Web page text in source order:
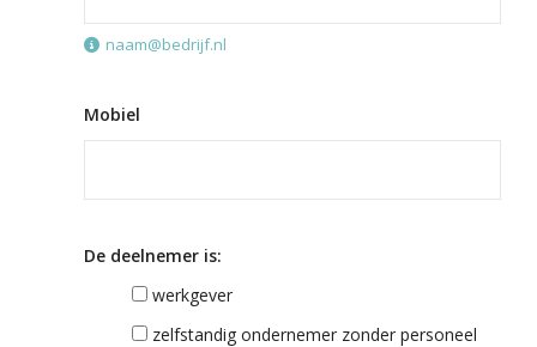
naam@bedrijf.nl
Mobiel
De deelnemer is:
werkgever
zelfstandig ondernemer zonder personeel